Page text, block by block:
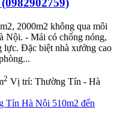
2000m2 không qua môi
- Mái có chống nóng,
lực. Đặc biệt nhà xưởng cao
2 Vị trí: Thường Tín - Hà